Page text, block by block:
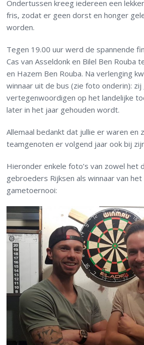
Ondertussen kreeg iedereen een
fris, zodat er geen dorst en honger
worden.
Tegen 19.00 uur werd de spannende
Cas van Asseldonk en Bilel Ben Rouba
en Hazem Ben Rouba. Na verlenging
winnaar uit de bus (zie foto onderin):
vertegenwoordigen op het landelijke
later in het jaar gehouden wordt.
Allemaal bedankt dat jullie er waren en
teamgenoten er volgend jaar ook bij
Hieronder enkele foto’s van zowel het
gebroeders Rijksen als winnaar van
gametoernooi: